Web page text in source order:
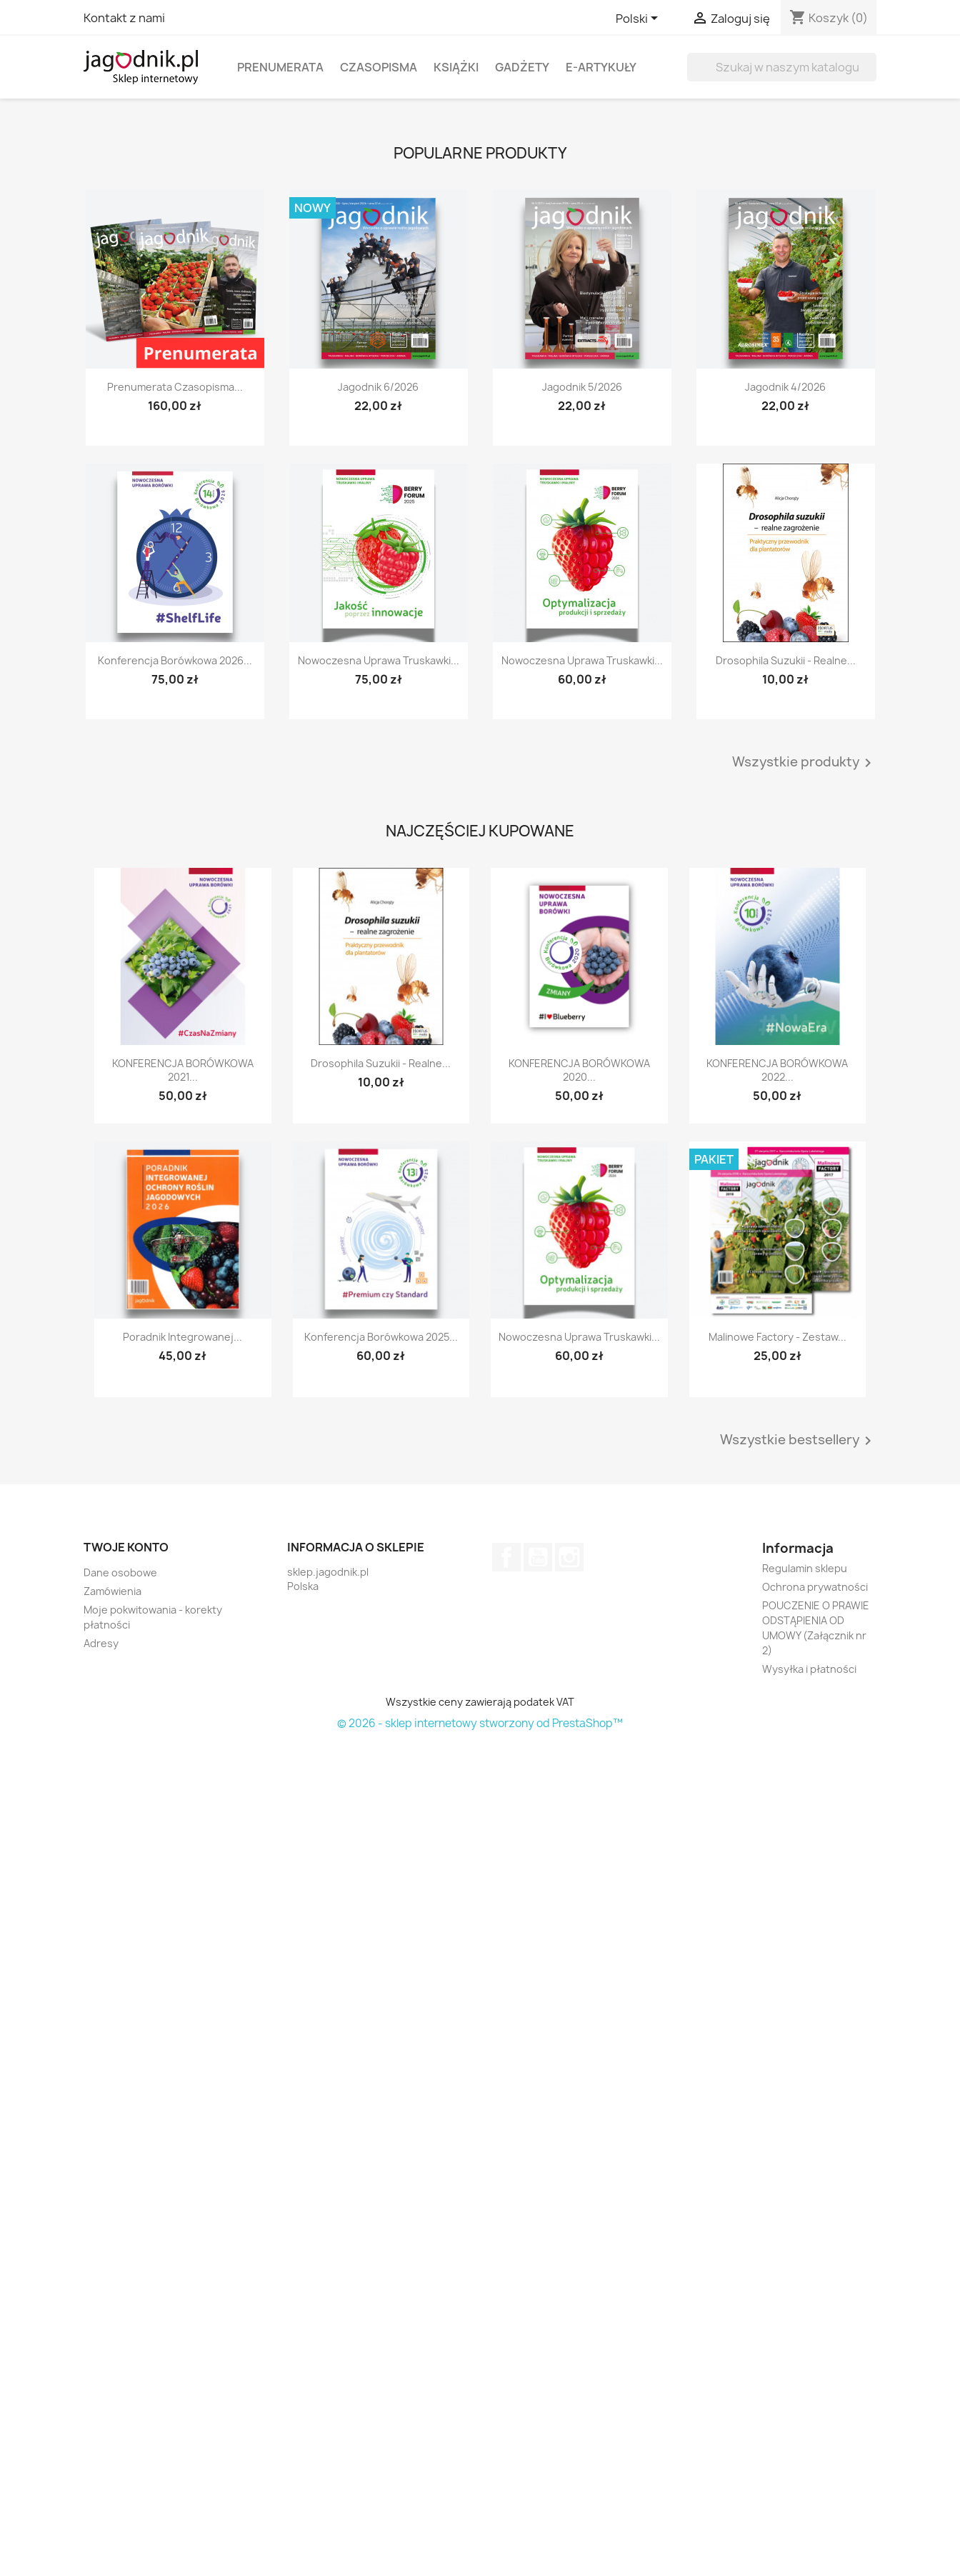
Kontakt z nami Polski  Zaloguj się shopping_cart Koszyk (0)
PRENUMERATA CZASOPISMA KSIĄŻKI GADŻETY E-ARTYKUŁY
POPULARNE PRODUKTY
Szybki podgląd
Prenumerata Czasopisma...
160,00 zł
Szybki podgląd
Jagodnik 6/2026
22,00 zł
NOWY
Szybki podgląd
Jagodnik 5/2026
22,00 zł
Szybki podgląd
Jagodnik 4/2026
22,00 zł
Szybki podgląd
Konferencja Borówkowa 2026...
75,00 zł
Szybki podgląd
Nowoczesna Uprawa Truskawki...
75,00 zł
Szybki podgląd
Nowoczesna Uprawa Truskawki...
60,00 zł
Szybki podgląd
Drosophila Suzukii - Realne...
10,00 zł
Wszystkie produkty 
NAJCZĘŚCIEJ KUPOWANE
Szybki podgląd
KONFERENCJA BORÓWKOWA
2021...
50,00 zł
Szybki podgląd
Drosophila Suzukii - Realne...
10,00 zł
Szybki podgląd
KONFERENCJA BORÓWKOWA
2020...
50,00 zł
Szybki podgląd
KONFERENCJA BORÓWKOWA
2022...
50,00 zł
Szybki podgląd
Poradnik Integrowanej...
45,00 zł
Szybki podgląd
Konferencja Borówkowa 2025...
60,00 zł
Szybki podgląd
Nowoczesna Uprawa Truskawki...
60,00 zł
Szybki podgląd
Malinowe Factory - Zestaw...
25,00 zł
PAKIET
Wszystkie bestsellery 
TWOJE KONTO
Dane osobowe
Zamówienia
Moje pokwitowania - korekty
płatności
Adresy
INFORMACJA O SKLEPIE
sklep.jagodnik.pl
Polska
Informacja
Regulamin sklepu
Ochrona prywatności
POUCZENIE O PRAWIE
ODSTĄPIENIA OD
UMOWY (Załącznik nr
2)
Wysyłka i płatności
Wszystkie ceny zawierają podatek VAT
© 2026 - sklep internetowy stworzony od PrestaShop™